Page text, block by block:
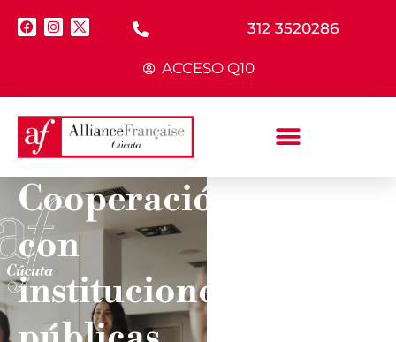
312 3520286
ACCESO Q10
Cooperación
con
instituciones